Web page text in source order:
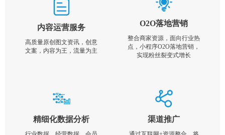
内容运营服务
高质量原创图文资讯，创意
文案，内容为王，流量为主
O2O落地营销
整合商家资源，面向行业热
点，小程序O2O落地营销，
实现粉丝裂变式增长
精细化数据分析 渠道推广